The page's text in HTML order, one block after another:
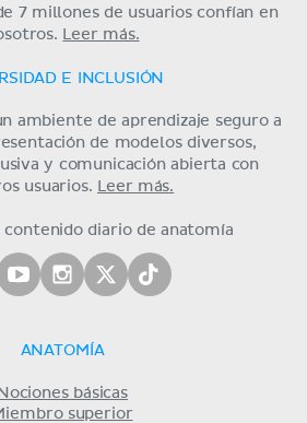
7 millones de usuarios confían en
Leer más.
E INCLUSIÓN
ambiente de aprendizaje seguro a
de modelos diversos,
y comunicación abierta con
usuarios. Leer más.
contenido diario de anatomía
ANATOMÍA
Nociones básicas
superior